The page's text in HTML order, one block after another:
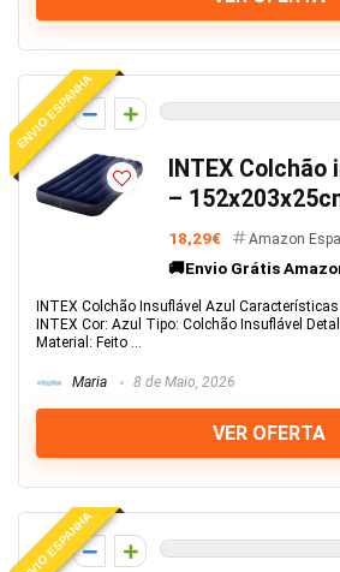
ENVIO ESPANHA
0
INTEX
–
18,29€ Amazon
🚚Envio Grátis
INTEX Colchão Insuflável Azul
INTEX Cor: Azul Tipo: Colchão Insuflável
Material: Feito ...
Maria 8 de Maio, 2026
VER OFERTA
ENVIO ESPANHA
0